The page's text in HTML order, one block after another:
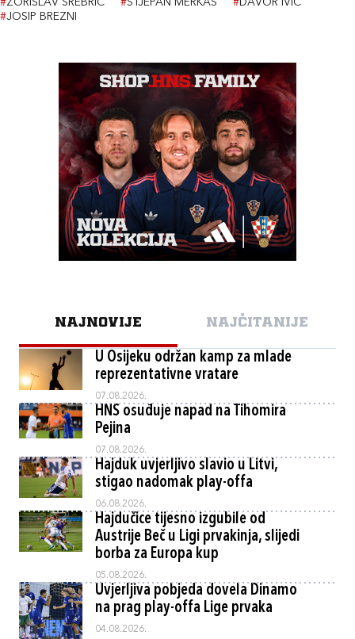
#ZORISLAV SREBRIĆ #STJEPAN MERKAŠ #DAVOR IVIĆ
#JOSIP BREZNI
NAJNOVIJE NAJČITANIJE
U Osijeku održan kamp za mlade
reprezentativne vratare
07.08.2026.
HNS osuđuje napad na Tihomira
Pejina
07.08.2026.
Hajduk uvjerljivo slavio u Litvi,
stigao nadomak play-offa
06.08.2026.
Hajdučice tijesno izgubile od
Austrije Beč u Ligi prvakinja, slijedi
borba za Europa kup
05.08.2026.
Uvjerljiva pobjeda dovela Dinamo
na prag play-offa Lige prvaka
04.08.2026.